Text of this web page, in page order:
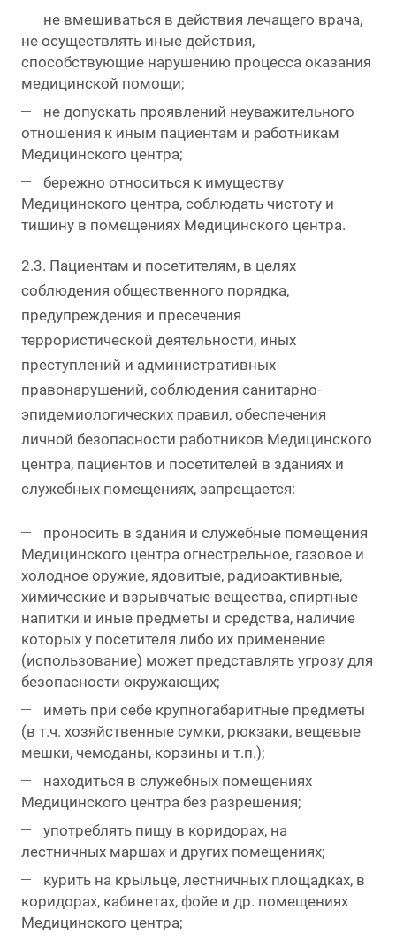
не вмешиваться в действия лечащего врача,
не осуществлять иные действия,
способствующие нарушению процесса оказания
медицинской помощи;
не допускать проявлений неуважительного
отношения к иным пациентам и работникам
Медицинского центра;
бережно относиться к имуществу
Медицинского центра, соблюдать чистоту и
тишину в помещениях Медицинского центра.
2.3. Пациентам и посетителям, в целях
соблюдения общественного порядка,
предупреждения и пресечения
террористической деятельности, иных
преступлений и административных
правонарушений, соблюдения санитарно-
эпидемиологических правил, обеспечения
личной безопасности работников Медицинского
центра, пациентов и посетителей в зданиях и
служебных помещениях, запрещается:
проносить в здания и служебные помещения
Медицинского центра огнестрельное, газовое и
холодное оружие, ядовитые, радиоактивные,
химические и взрывчатые вещества, спиртные
напитки и иные предметы и средства, наличие
которых у посетителя либо их применение
(использование) может представлять угрозу для
безопасности окружающих;
иметь при себе крупногабаритные предметы
(в т.ч. хозяйственные сумки, рюкзаки, вещевые
мешки, чемоданы, корзины и т.п.);
находиться в служебных помещениях
Медицинского центра без разрешения;
употреблять пищу в коридорах, на
лестничных маршах и других помещениях;
курить на крыльце, лестничных площадках, в
коридорах, кабинетах, фойе и др. помещениях
Медицинского центра;